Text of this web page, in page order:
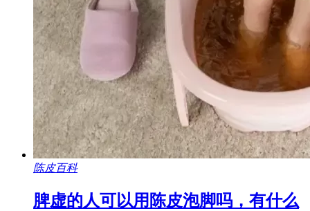
陈皮百科
脾虚的人可以用陈皮泡脚吗，有什么